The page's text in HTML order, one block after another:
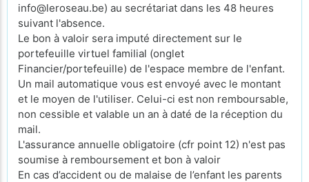
info@leroseau.be) au secrétariat dans les 48 heures
suivant l'absence.
Le bon à valoir sera imputé directement sur le
portefeuille virtuel familial (onglet
Financier/portefeuille) de l'espace membre de l'enfant.
Un mail automatique vous est envoyé avec le montant
et le moyen de l'utiliser. Celui-ci est non remboursable,
non cessible et valable un an à daté de la réception du
mail.
L'assurance annuelle obligatoire (cfr point 12) n'est pas
soumise à remboursement et bon à valoir
En cas d’accident ou de malaise de l’enfant les parents